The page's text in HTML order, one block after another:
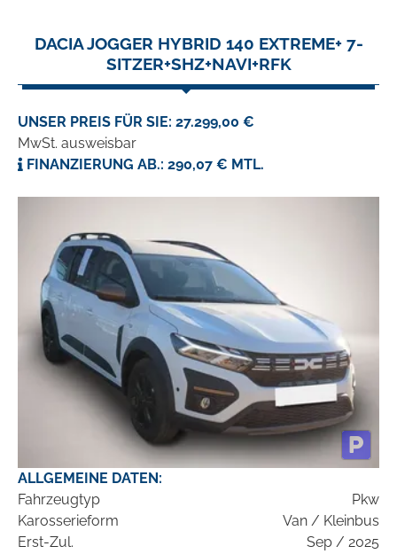
DACIA JOGGER HYBRID 140 EXTREME+ 7-
SITZER+SHZ+NAVI+RFK
UNSER PREIS FÜR SIE: 27.299,00 €
MwSt. ausweisbar
FINANZIERUNG AB.: 290,07 € MTL.
ALLGEMEINE DATEN:
Fahrzeugtyp
Pkw
Karosserieform
Van / Kleinbus
Erst-Zul.
Sep / 2025